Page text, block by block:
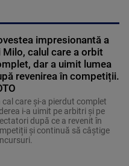
impresionantă a
Milo, calul care a orbit
dar a uimit lumea
revenirea în competiții.
cal care și-a pierdut complet
i-a uimit pe arbitri și pe
după ce a revenit în
și continuă să câștige